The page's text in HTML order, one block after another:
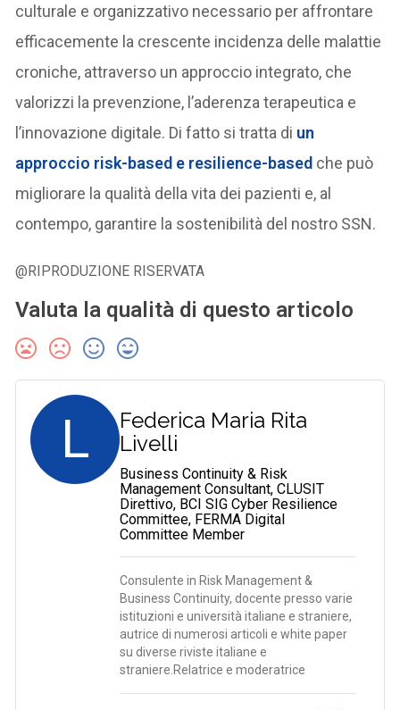
culturale e organizzativo necessario per affrontare
efficacemente la crescente incidenza delle malattie
croniche, attraverso un approccio integrato, che
valorizzi la prevenzione, l’aderenza terapeutica e
l’innovazione digitale. Di fatto si tratta di un
approccio risk-based e resilience-based che può
migliorare la qualità della vita dei pazienti e, al
contempo, garantire la sostenibilità del nostro SSN.
@RIPRODUZIONE RISERVATA
Valuta la qualità di questo articolo
L
Federica Maria Rita
Livelli
Business Continuity & Risk
Management Consultant, CLUSIT
Direttivo, BCI SIG Cyber Resilience
Committee, FERMA Digital
Committee Member
Consulente in Risk Management &
Business Continuity, docente presso varie
istituzioni e università italiane e straniere,
autrice di numerosi articoli e white paper
su diverse riviste italiane e
straniere.Relatrice e moderatrice